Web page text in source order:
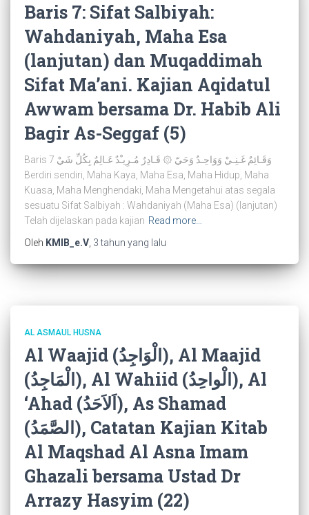
Baris 7: Sifat Salbiyah:
Wahdaniyah, Maha Esa
(lanjutan) dan Muqaddimah
Sifat Ma’ani. Kajian Aqidatul
Awwam bersama Dr. Habib Ali
Bagir As-Seggaf (5)
Baris 7 وَقَـائِمٌ غَـنِـيْ وَوَاحِـدٌ وَحَيّ ۞ قَـادِرٌ مُـرِيـْدٌ عَـالِمٌ بِكُلِّ شَيْ
Berdiri sendiri, Maha Kaya, Maha Esa, Maha Hidup, Maha
Kuasa, Maha Menghendaki, Maha Mengetahui atas segala
sesuatu Sifat Salbiyah : Wahdaniyah (Maha Esa) (lanjutan)
Telah dijelaskan pada kajian Read more…
Oleh KMIB_e.V 3 tahun yang lalu
AL ASMAUL HUSNA
Al Waajid (الْوَاجِدُ), Al Maajid
(الْمَاجِدُ), Al Wahiid (الْواحِدُ), Al
‘Ahad (اَلاَحَدُ), As Shamad
(الصَّمَدُ), Catatan Kajian Kitab
Al Maqshad Al Asna Imam
Ghazali bersama Ustad Dr
Arrazy Hasyim (22)